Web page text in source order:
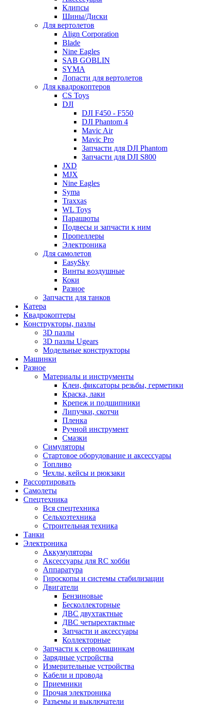
Клипсы
Шины/Диски
Для вертолетов
Align Corporation
Blade
Nine Eagles
SAB GOBLIN
SYMA
Лопасти для вертолетов
Для квадрокоптеров
CS Toys
DJI
DJI F450 - F550
DJI Phantom 4
Mavic Air
Mavic Pro
Запчасти для DJI Phantom
Запчасти для DJI S800
JXD
MJX
Nine Eagles
Syma
Traxxas
WL Toys
Парашюты
Подвесы и запчасти к ним
Пропеллеры
Электроника
Для самолетов
EasySky
Винты воздушные
Коки
Разное
Запчасти для танков
Катера
Квадрокоптеры
Конструкторы, пазлы
3D пазлы
3D пазлы Ugears
Модельные конструкторы
Машинки
Разное
Материалы и инструменты
Клеи, фиксаторы резьбы, герметики
Краска, лаки
Крепеж и подшипники
Липучки, скотчи
Пленка
Ручной инструмент
Смазки
Симуляторы
Стартовое оборудование и аксессуары
Топливо
Чехлы, кейсы и рюкзаки
Рассортировать
Самолеты
Спецтехника
Вся спецтехника
Сельхозтехника
Строительная техника
Танки
Электроника
Аккумуляторы
Аксессуары для RC хобби
Аппаратура
Гироскопы и системы стабилизации
Двигатели
Бензиновые
Бесколлекторные
ДВС двухтактные
ДВС четырехтактные
Запчасти и аксессуары
Коллекторные
Запчасти к сервомашинкам
Зарядные устройства
Измерительные устройства
Кабели и провода
Приемники
Прочая электроника
Разъемы и выключатели